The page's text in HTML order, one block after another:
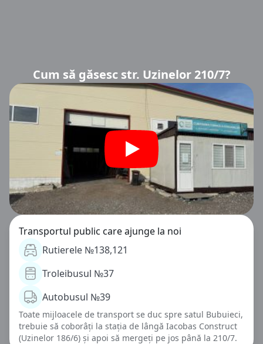
Cum să găsesc str. Uzinelor 210/7?
Transportul public care ajunge la noi
Rutierele №138,121
Troleibusul №37
Autobusul №39
Toate mijloacele de transport se duc spre satul Bubuieci,
trebuie să coborâți la stația de lângă Iacobas Construct
(Uzinelor 186/6) și apoi să mergeți pe jos până la 210/7.